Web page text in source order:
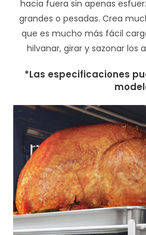
hacia fuera sin apenas
grandes o pesadas. Crea
que es mucho más fácil
hilvanar, girar y sazonar los
*Las especificaciones